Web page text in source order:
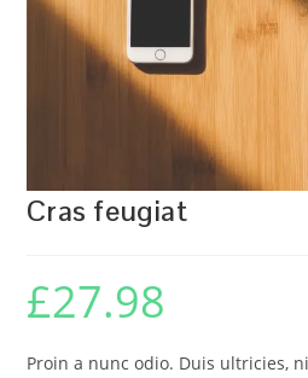
Cras feugiat
£27.98
Proin a nunc odio. Duis ultricies,